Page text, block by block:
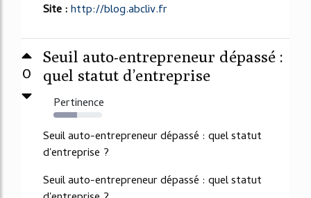
Site :http://blog.abcliv.fr
0
Seuil auto-entrepreneur dépassé :
quel statut d’entreprise
Pertinence
48%
Seuil auto-entrepreneur dépassé : quel statut
d'entreprise ?
Seuil auto-entrepreneur dépassé : quel statut